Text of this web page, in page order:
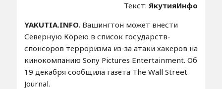
Текст:ЯкутияИнфо
YAKUTIA.INFO.Вашингтон может внести
Северную Корею в список государств-
спонсоров терроризма из-за атаки хакеров на
кинокомпанию Sony Pictures Entertainment. Об
19 декабря сообщила газета The Wall Street
Journal.